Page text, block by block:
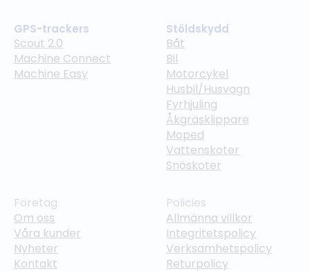
GPS-trackers
Scout 2.0
Machine Connect
Machine Easy
Stöldskydd
Båt
Bil
Motorcykel
Husbil/Husvagn
Fyrhjuling
Åkgräsklippare
Moped
Vattenskoter
Snöskoter
Företag
Om oss
Våra kunder
Nyheter
Kontakt
Policies
Allmänna villkor
Integritetspolicy
Verksamhetspolicy
Returpolicy